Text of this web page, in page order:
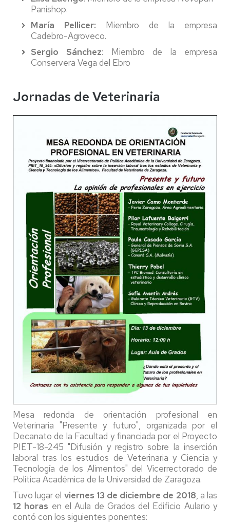
Panishop.
María Pellicer: Miembro de la empresa
Cadebro-Agroveco.
Sergio Sánchez: Miembro de la empresa
Conservera Vega del Ebro
Jornadas de Veterinaria
Mesa redonda de orientación profesional en
Veterinaria "Presente y futuro", organizada por el
Decanato de la Facultad y financiada por el Proyecto
PIET-18-245 "Difusión y registro sobre la inserción
laboral tras los estudios de Veterinaria y Ciencia y
Tecnología de los Alimentos" del Vicerrectorado de
Política Académica de la Universidad de Zaragoza.
Tuvo lugar el viernes 13 de diciembre de 2018, a las
12 horas en el Aula de Grados del Edificio Aulario y
contó con los siguientes ponentes: